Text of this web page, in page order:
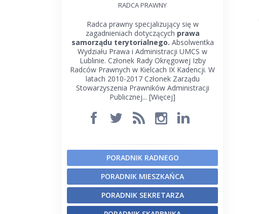
RADCA PRAWNY
Radca prawny specjalizujący się w
zagadnieniach dotyczących prawa
samorządu terytorialnego. Absolwentka
Wydziału Prawa i Administracji UMCS w
Lublinie. Członek Rady Okręgowej Izby
Radców Prawnych w Kielcach IX Kadencji. W
latach 2010-2017 Członek Zarządu
Stowarzyszenia Prawników Administracji
Publicznej... [Więcej]
PORADNIK RADNEGO
PORADNIK MIESZKAŃCA
PORADNIK SEKRETARZA